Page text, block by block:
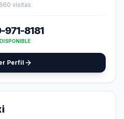
660 visitas
971-8181
Perfil